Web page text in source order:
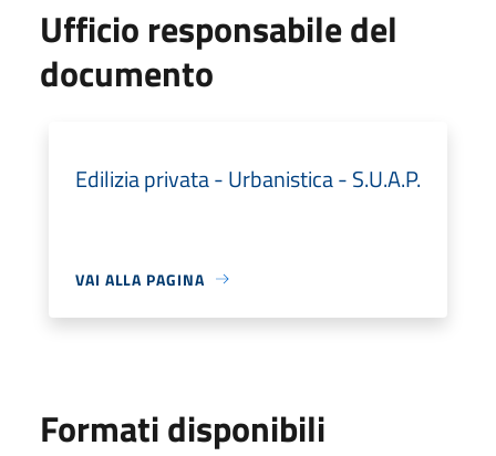
Ufficio responsabile del
documento
Edilizia privata - Urbanistica - S.U.A.P.
VAI ALLA PAGINA
Formati disponibili